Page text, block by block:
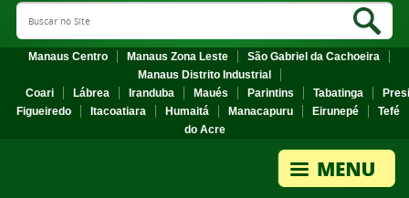
Search Site
Manaus Centro Manaus Zona Leste
São Gabriel da Cachoeira
Manaus Distrito Industrial
Coari
Lábrea Iranduba Maués Parintins Tabatinga
Figueiredo
Itacoatiara Humaitá Manacapuru Eirunepé
Tefé
do Acre